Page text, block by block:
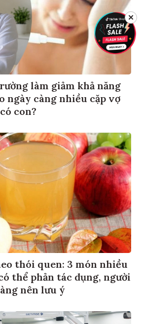
làm giảm khả năng
ngày càng nhiều cặp vợ
con?
thói quen: 3 món nhiều
thể phản tác dụng, người
nên lưu ý
✕